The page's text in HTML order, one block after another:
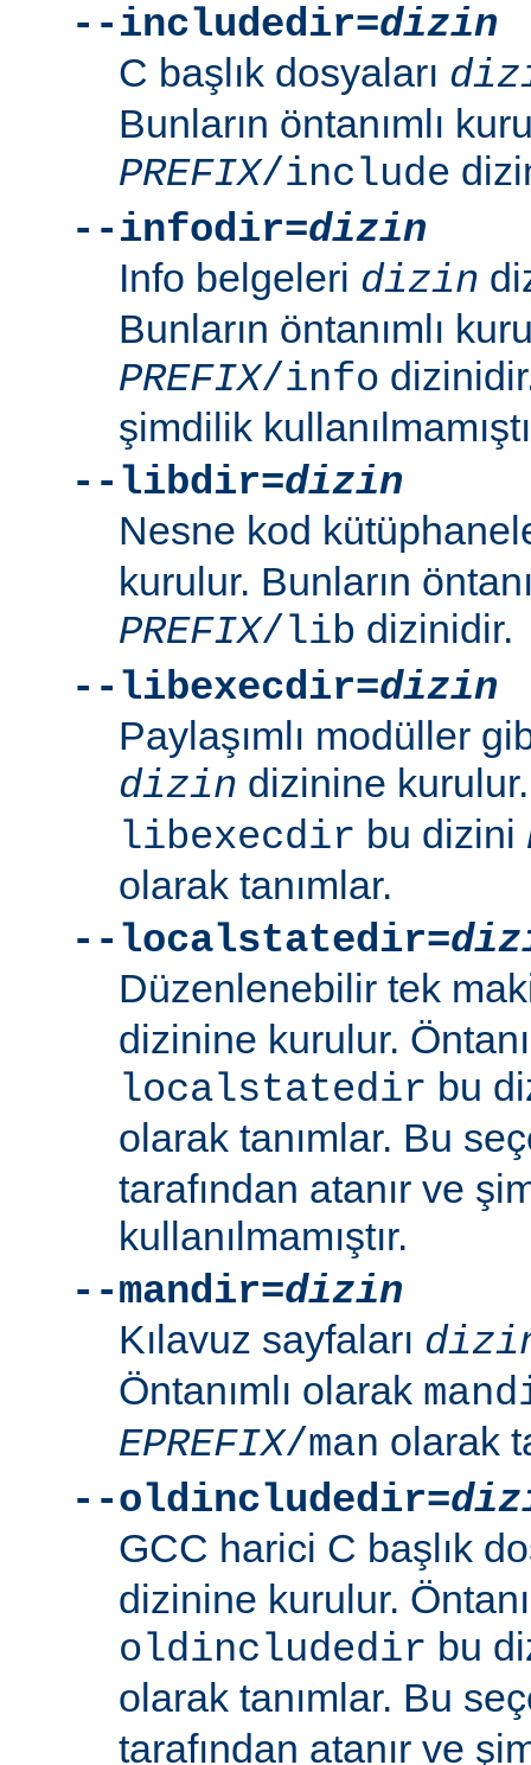
--includedir=dizin
C başlık dosyaları
Bunların öntanımlı
PREFIX/include
--infodir=dizin
Info belgeleri dizin
Bunların öntanımlı
PREFIX/info
şimdilik
--libdir=dizin
Nesne kod
kurulur. Bunların
PREFIX/lib dizinidir.
--libexecdir=dizin
Paylaşımlı modüller
dizin dizinine
libexecdir bu dizini
olarak tanımlar.
--localstatedir=
Düzenlenebilir tek
dizinine kurulur.
localstatedir bu
olarak tanımlar. Bu
tarafından atanır ve
kullanılmamıştır.
--mandir=dizin
Kılavuz sayfaları
Öntanımlı olarak
EPREFIX/man olarak
--oldincludedir=
GCC harici C başlık
dizinine kurulur.
oldincludedir bu
olarak tanımlar. Bu
tarafından atanır ve